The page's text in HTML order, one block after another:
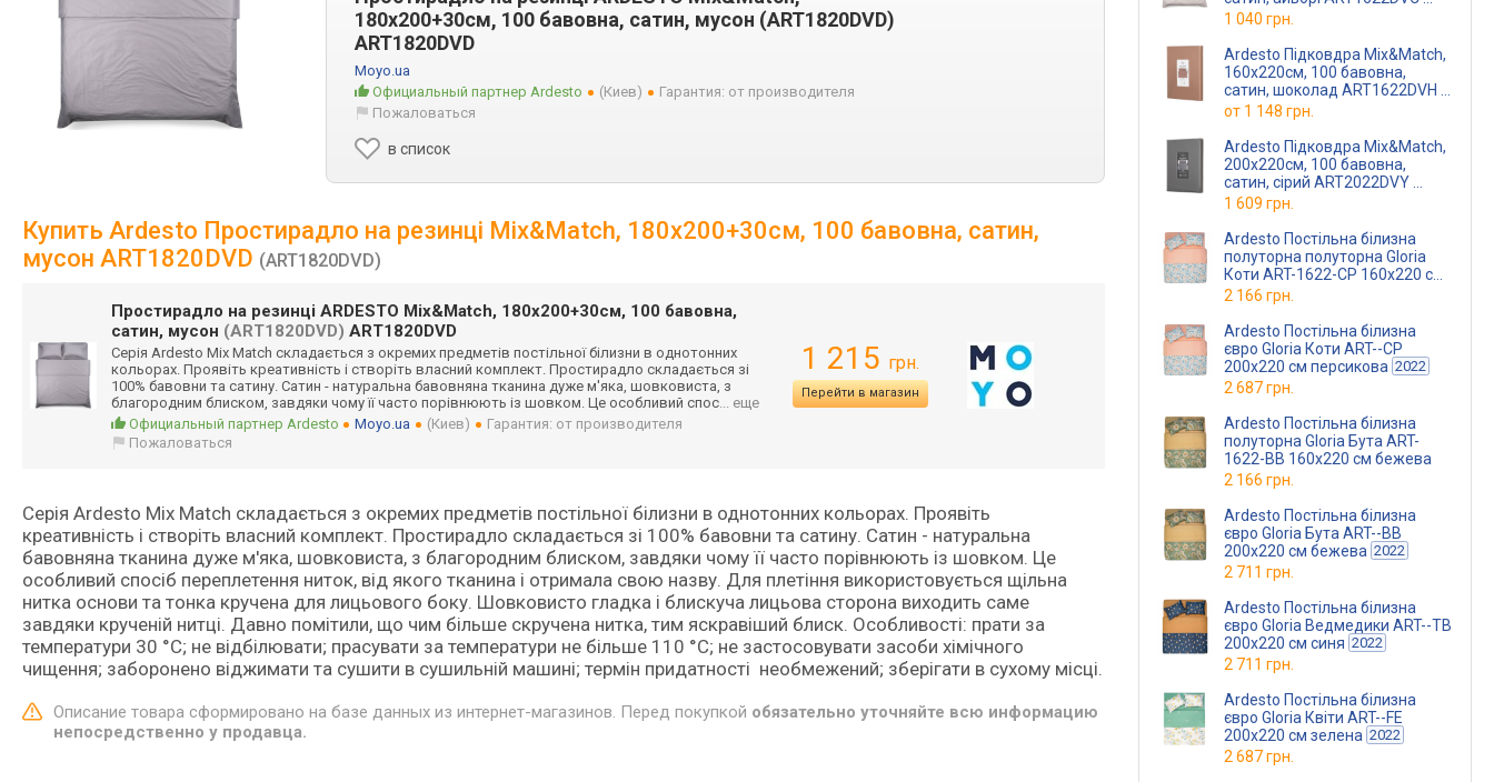
180х200+30см, 100 бавовна, сатин, мусон (ART1820DVD)
ART1820DVD
Moyo.ua
Официальный партнер Ardesto
(Киев)
Гарантия: от производителя
Пожаловаться
в список
Купить Ardesto Простирадло на резинці Mix&Match, 180х200+30см, 100 бавовна, сатин,
мусон ART1820DVD (ART1820DVD)
Простирадло на резинці ARDESTO Mix&Match, 180х200+30см, 100 бавовна,
сатин, мусон (ART1820DVD) ART1820DVD
Серія Ardesto Mix Match складається з окремих предметів постільної білизни в однотонних
кольорах. Проявіть креативність і створіть власний комплект. Простирадло складається зі
100% бавовни та сатину. Сатин - натуральна бавовняна тканина дуже м'яка, шовковиста, з
благородним блиском, завдяки чому її часто порівнюють із шовком. Це особливий спос... еще
Официальный партнер Ardesto
Moyo.ua (Киев)
Гарантия: от производителя
Пожаловаться
1 215 грн.
Перейти в магазин
Серія Ardesto Mix Match складається з окремих предметів постільної білизни в однотонних кольорах. Проявіть
креативність і створіть власний комплект. Простирадло складається зі 100% бавовни та сатину. Сатин - натуральна
бавовняна тканина дуже м'яка, шовковиста, з благородним блиском, завдяки чому її часто порівнюють із шовком. Це
особливий спосіб переплетення ниток, від якого тканина і отримала свою назву. Для плетіння використовується щільна
нитка основи та тонка кручена для лицьового боку. Шовковисто гладка і блискуча лицьова сторона виходить саме
завдяки крученій нитці. Давно помітили, що чим більше скручена нитка, тим яскравіший блиск. Особливості: прати за
температури 30 °С; не відбілювати; прасувати за температури не більше 110 °С; не застосовувати засоби хімічного
чищення; заборонено віджимати та сушити в сушильній машині; термін придатності необмежений; зберігати в сухому місці.
Описание товара сформировано на базе данных из интернет-магазинов. Перед покупкой обязательно уточняйте всю информацию
непосредственно у продавца.
(ART1622DVC)
1 040 грн.
Ardesto Підковдра Mix&Match,
160х220см, 100 бавовна,
сатин, шоколад ART1622DVH
(ART1622DVH)
от 1 148 грн.
Ardesto Підковдра Mix&Match,
200х220см, 100 бавовна,
сатин, сірий ART2022DVY
(ART2022DVY)
1 609 грн.
Ardesto Постільна білизна
полуторна полуторна Gloria
Коти ART-1622-СP 160х220 см
персикова
2 166 грн.
Ardesto Постільна білизна
євро Gloria Коти ART--СP
200х220 см персикова 2022
2 687 грн.
Ardesto Постільна білизна
полуторна Gloria Бута ART-
1622-BB 160х220 см бежева
2 166 грн.
Ardesto Постільна білизна
євро Gloria Бута ART--BB
200х220 см бежева 2022
2 711 грн.
Ardesto Постільна білизна
євро Gloria Ведмедики ART--TB
200х220 см синя 2022
2 711 грн.
Ardesto Постільна білизна
євро Gloria Квіти ART--FE
200х220 см зелена 2022
2 687 грн.